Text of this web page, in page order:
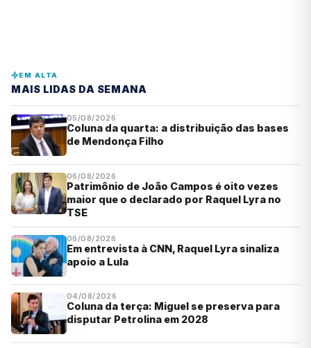
EM ALTA
MAIS LIDAS DA SEMANA
05/08/2026
Coluna da quarta: a distribuição das bases
de Mendonça Filho
06/08/2026
Patrimônio de João Campos é oito vezes
maior que o declarado por Raquel Lyra no
TSE
06/08/2026
Em entrevista à CNN, Raquel Lyra sinaliza
apoio a Lula
04/08/2026
Coluna da terça: Miguel se preserva para
disputar Petrolina em 2028